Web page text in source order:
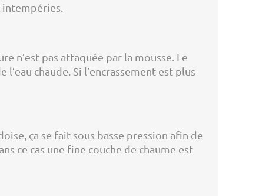
n’est pas attaquée par la mousse. Le
chaude. Si l’encrassement est plus
ça se fait sous basse pression afin de
ce cas une fine couche de chaume est